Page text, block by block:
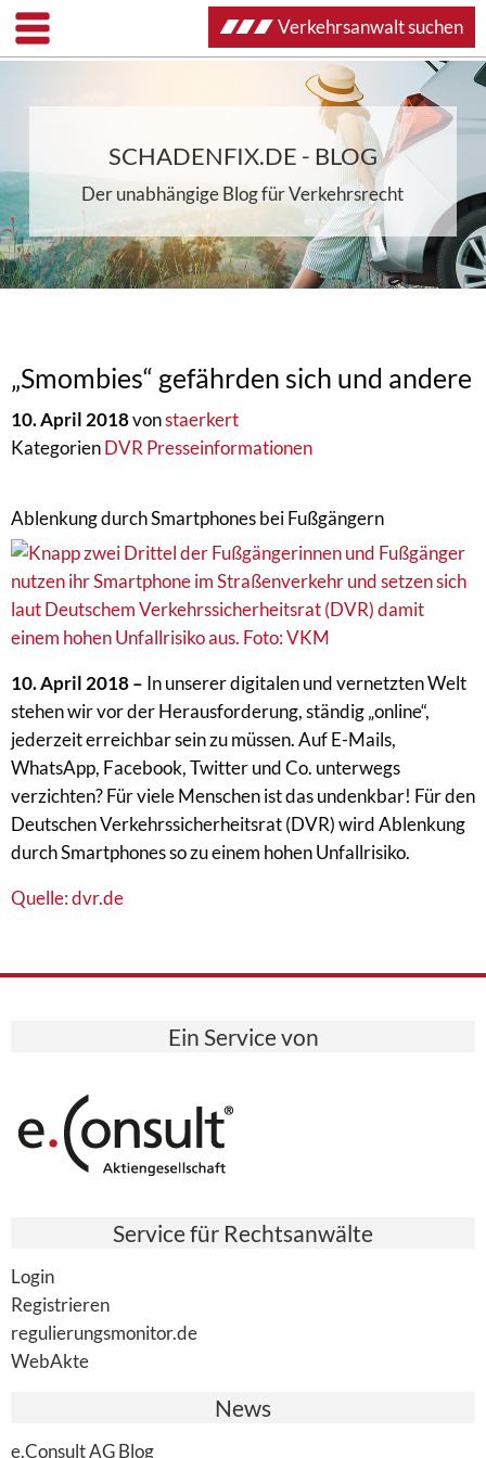
SCHADENFIX.DE - BLOG
Der unabhängige Blog für Verkehrsrecht
„Smombies“ gefährden sich und andere
10. April 2018vonstaerkert
KategorienDVR Presseinformationen
Ablenkung durch Smartphones bei Fußgängern
10. April 2018 – In unserer digitalen und vernetzten Welt
stehen wir vor der Herausforderung, ständig „online“,
jederzeit erreichbar sein zu müssen. Auf E-Mails,
WhatsApp, Facebook, Twitter und Co. unterwegs
verzichten? Für viele Menschen ist das undenkbar! Für den
Deutschen Verkehrssicherheitsrat (DVR) wird Ablenkung
durch Smartphones so zu einem hohen Unfallrisiko.
Quelle: dvr.de
Ein Service von
Service für Rechtsanwälte
Login
Registrieren
regulierungsmonitor.de
WebAkte
News
e.Consult AG Blog
Verkehrsanwalt suchen